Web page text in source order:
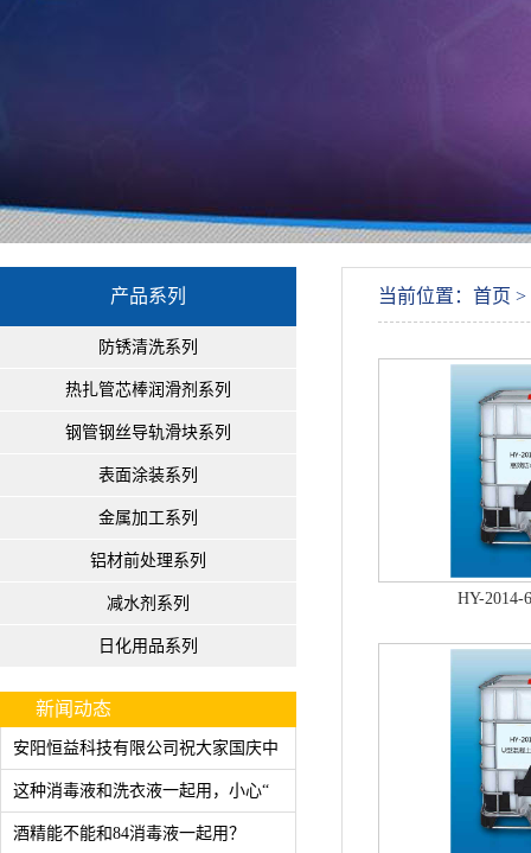
产品系列
防锈清洗系列
热扎管芯棒润滑剂系列
钢管钢丝导轨滑块系列
表面涂装系列
金属加工系列
铝材前处理系列
减水剂系列
日化用品系列
新闻动态
安阳恒益科技有限公司祝大家国庆中
这种消毒液和洗衣液一起用，小心“
酒精能不能和84消毒液一起用？
当前位置：首页 >
HY-2014-